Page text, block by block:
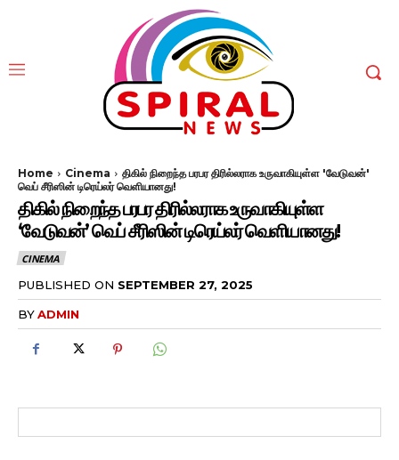
Home Cinema
திகில் நிறைந்த பரபர திரில்லராக உருவாகியுள்ள 'வேடுவன்'
வெப் சீரிஸின் டிரெய்லர் வெளியானது!
திகில் நிறைந்த பரபர திரில்லராக உருவாகியுள்ள
‘வேடுவன்’ வெப் சீரிஸின் டிரெய்லர் வெளியானது!
CINEMA
PUBLISHED ON SEPTEMBER 27, 2025
BYADMIN